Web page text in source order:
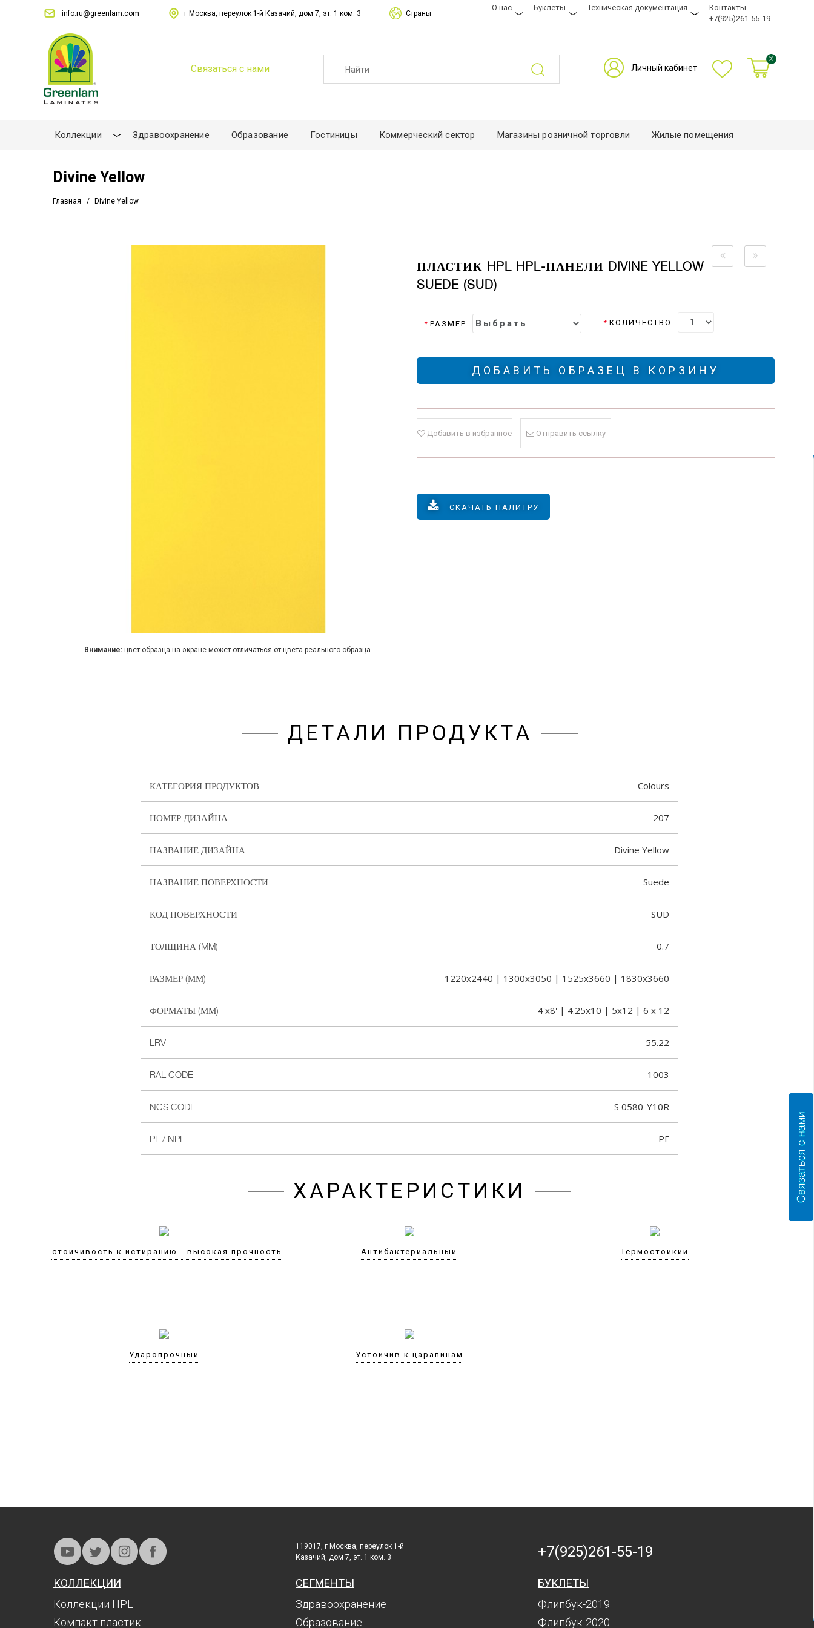
info.ru@greenlam.com г Москва, переулок 1-й Казачий, дом 7, эт. 1 ком. 3 Страны
О нас Буклеты Техническая документация
Контакты
+7(925)261-55-19
Связаться с нами Личный кабинет
(0)
Коллекции Здравоохранение Образование Гостиницы Коммерческий сектор Магазины розничной торговли Жилые помещения
Divine Yellow
Главная Divine Yellow
Внимание:цвет образца на экране может отличаться от цвета реального образца.
ПЛАСТИК HPL HPL-ПАНЕЛИ DIVINE YELLOW
SUEDE (SUD)
* РАЗМЕР * КОЛИЧЕСТВО
ДОБАВИТЬ ОБРАЗЕЦ В КОРЗИНУ
Добавить в избранное Отправить ссылку
СКАЧАТЬ ПАЛИТРУ
ДЕТАЛИ ПРОДУКТА
КАТЕГОРИЯ ПРОДУКТОВ Colours
НОМЕР ДИЗАЙНА 207
НАЗВАНИЕ ДИЗАЙНА Divine Yellow
НАЗВАНИЕ ПОВЕРХНОСТИ Suede
КОД ПОВЕРХНОСТИ SUD
ТОЛЩИНА (MM) 0.7
РАЗМЕР (ММ) 1220x2440 | 1300x3050 | 1525x3660 | 1830x3660
ФОРМАТЫ (ММ) 4'x8' | 4.25x10 | 5x12 | 6 x 12
LRV 55.22
RAL CODE 1003
NCS CODE S 0580-Y10R
PF / NPF PF
ХАРАКТЕРИСТИКИ
Устойчивость к истиранию - высокая прочность Антибактериальный Термостойкий
Ударопрочный Устойчив к царапинам
КОЛЛЕКЦИИ
Коллекции HPL
Компакт пластик
119017, г Москва, переулок 1-й
Казачий, дом 7, эт. 1 ком. 3
СЕГМЕНТЫ
Здравоохранение
Образование
+7(925)261-55-19
БУКЛЕТЫ
Флипбук-2019
Флипбук-2020